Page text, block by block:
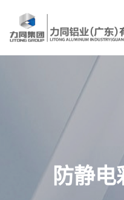
防静电